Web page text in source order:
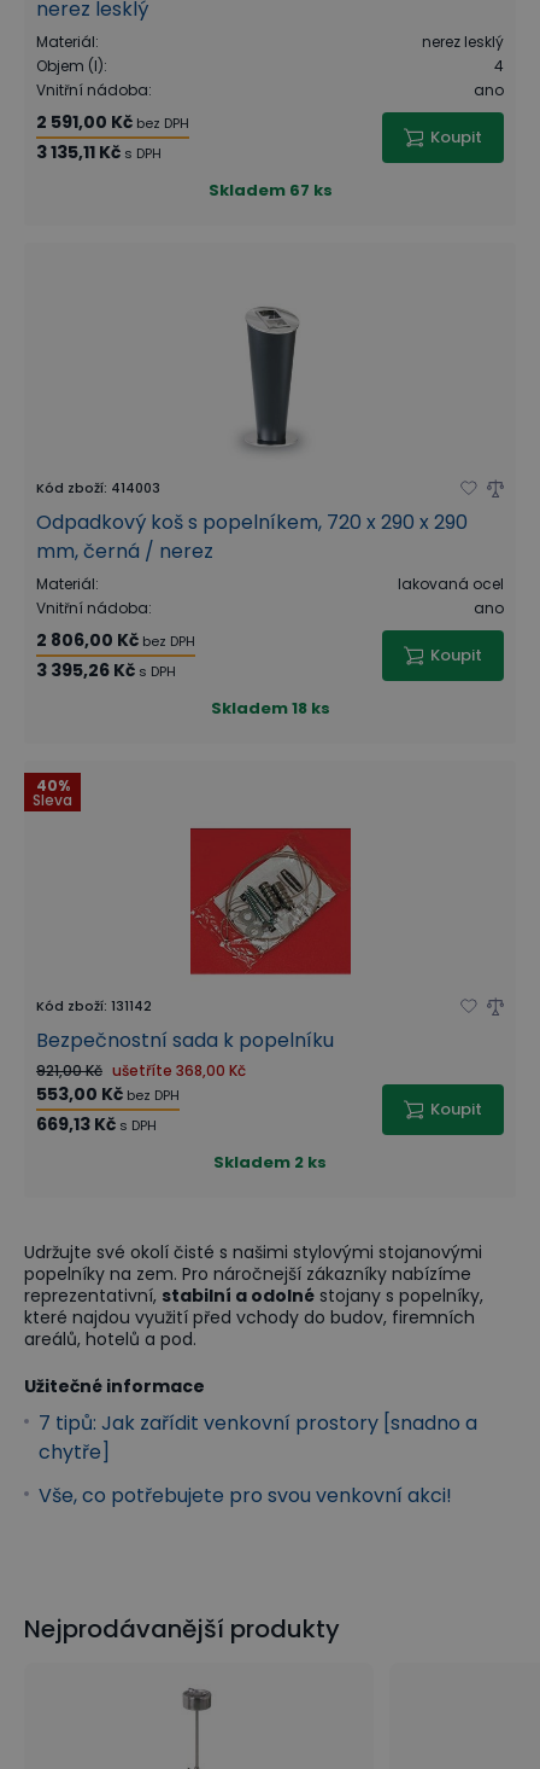
nerez lesklý
Materiál:
nerez lesklý
Objem (l):
4
Vnitřní nádoba: ano
2 591,00 Kč bez DPH
3 135,11 Kč s DPH
Koupit
Skladem 67 ks
Kód zboží: 414003
Odpadkový koš s popelníkem, 720 x 290 x 290
mm, černá / nerez
Materiál:
lakovaná ocel
Vnitřní nádoba: ano
2 806,00 Kč bez DPH
3 395,26 Kč s DPH
Koupit
Skladem18 ks
40%
Sleva
Kód zboží: 131142
Bezpečnostní sada k popelníku
921,00 Kč ušetříte 368,00 Kč
553,00 Kč bez DPH
669,13 Kč s DPH
Koupit
Skladem 2 ks
Udržujte své okolí čisté s našimi stylovými stojanovými
popelníky na zem. Pro náročnejší zákazníky nabízíme
reprezentativní, stabilní a odolné stojany s popelníky,
které najdou využití před vchody do budov, firemních
areálů, hotelů a pod.
Užitečné informace
7 tipů: Jak zařídit venkovní prostory [snadno a
chytře]
Vše, co potřebujete pro svou venkovní akci!
Nejprodávanější produkty